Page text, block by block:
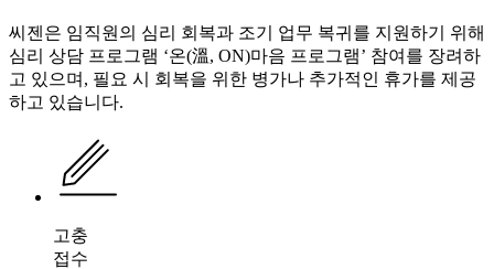
씨젠은 임직원의 심리 회복과 조기 업무 복귀를 지원하기 위해
심리 상담 프로그램 ‘온(溫, ON)마음 프로그램’ 참여를 장려하
고 있으며, 필요 시 회복을 위한 병가나 추가적인 휴가를 제공
하고 있습니다.
고충
접수